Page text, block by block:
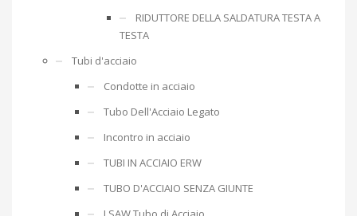
RIDUTTORE DELLA SALDATURA TESTA A
TESTA
Tubi d'acciaio
Condotte in acciaio
Tubo Dell'Acciaio Legato
Incontro in acciaio
TUBI IN ACCIAIO ERW
TUBO D'ACCIAIO SENZA GIUNTE